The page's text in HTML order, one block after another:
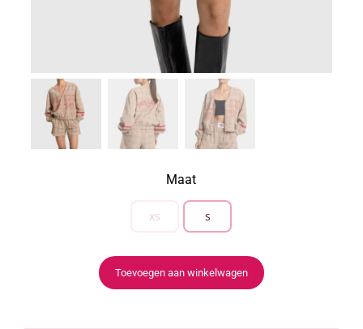
Maat
xs s
Toevoegen aan winkelwagen